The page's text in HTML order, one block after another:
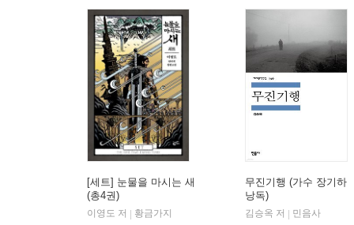
[세트] 눈물을 마시는 새
(총4권)
이영도 저 | 황금가지
무진기행 (가수 장기하
낭독)
김승옥 저 | 민음사